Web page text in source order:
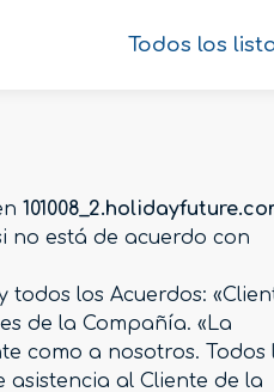
Todos los
no está de acuerdo con
los Acuerdos:
de la Compañía. «La
como a nosotros. Todos
al Cliente de la